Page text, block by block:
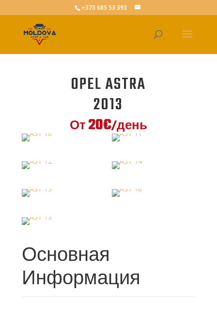
+373 685 53 393
OPEL ASTRA
2013
От20€/день
Основная
Информация